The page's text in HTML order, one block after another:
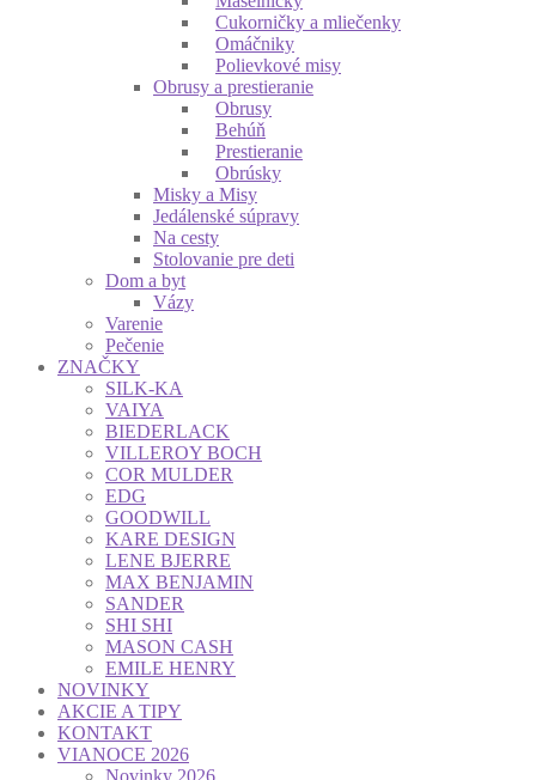
Cukorničky a mliečenky
Omáčniky
Polievkové misy
Obrusy a prestieranie
Obrusy
Behúň
Prestieranie
Obrúsky
Misky a Misy
Jedálenské súpravy
Na cesty
Stolovanie pre deti
Dom a byt
Vázy
Varenie
Pečenie
ZNAČKY
SILK-KA
VAIYA
BIEDERLACK
VILLEROY BOCH
COR MULDER
EDG
GOODWILL
KARE DESIGN
LENE BJERRE
MAX BENJAMIN
SANDER
SHI SHI
MASON CASH
EMILE HENRY
NOVINKY
AKCIE A TIPY
KONTAKT
VIANOCE 2026
Novinky 2026